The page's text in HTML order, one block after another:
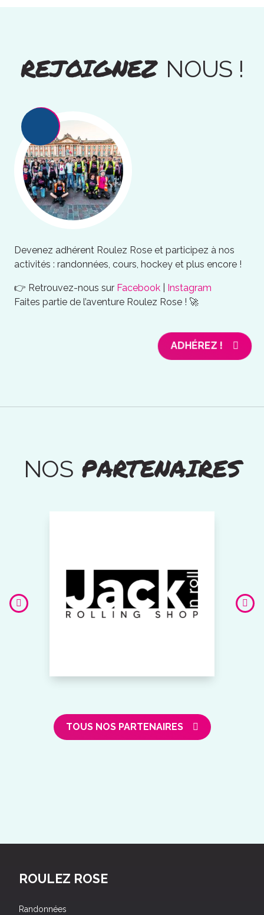
REJOIGNEZ NOUS !
Devenez adhérent Roulez Rose et participez à nos
activités : randonnées, cours, hockey et plus encore !
👉 Retrouvez-nous sur Facebook
Instagram
Faites partie de l’aventure Roulez Rose ! 🚀
ADHÉREZ !
NOSPARTENAIRES
TOUS NOS PARTENAIRES
ROULEZ ROSE
Randonnées